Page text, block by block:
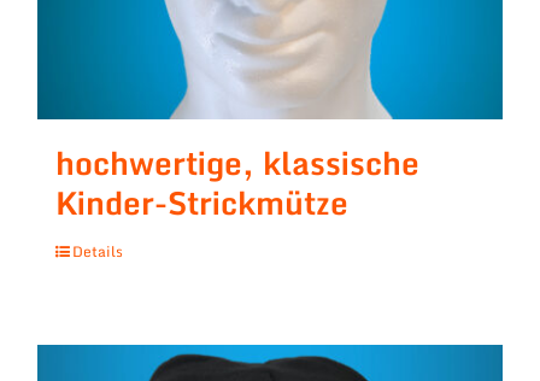
hochwertige, klassische
Kinder-Strickmütze
Details